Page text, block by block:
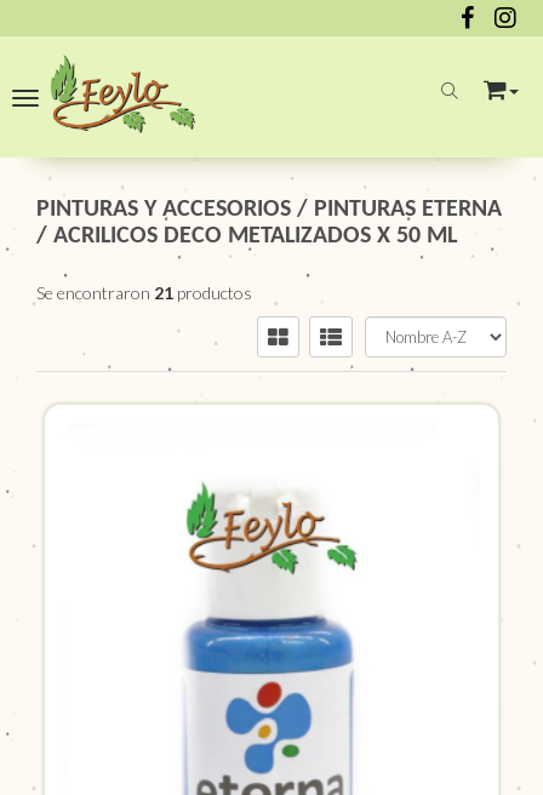
Toggle navigation
PINTURAS Y ACCESORIOS / PINTURAS ETERNA
/ ACRILICOS DECO METALIZADOS X 50 ML
Se encontraron 21 productos